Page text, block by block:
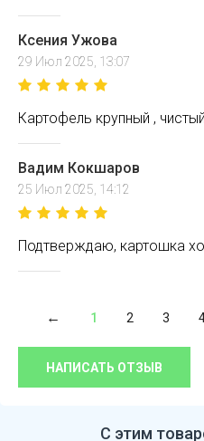
Ксения Ужова
29 Июл 2025, 13:07
Картофель крупный ,
Вадим Кокшаров
25 Июл 2025, 14:12
Подтверждаю, картошка
1 2 3
НАПИСАТЬ ОТЗЫВ
С этим